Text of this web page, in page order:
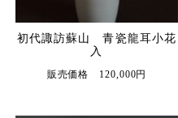
初代諏訪蘇山 青瓷龍耳小花
入
販売価格 120,000円